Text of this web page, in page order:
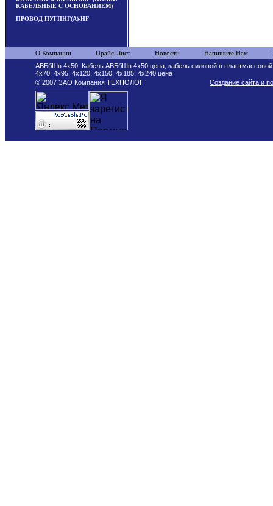
КАБЕЛЬНЫЕ С ОСНОВАНИЕМ)
ПРОВОД ПУГПНГ(А)-HF
О Компании Прайс-Лист Новости Напишите Нам
АВБбШв 4х50. Кабель АВБбШв 4х50 цена, кабель силовой в
4х70, 4х95, 4х120, 4х150, 4х185, 4х240 цена
© 2007 ЗАО Компания ТЕХНОЛОГ |
Создание сайта и